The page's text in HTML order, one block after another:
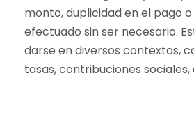
monto, duplicidad en el pago
efectuado sin ser necesario.
darse en diversos contextos,
tasas, contribuciones